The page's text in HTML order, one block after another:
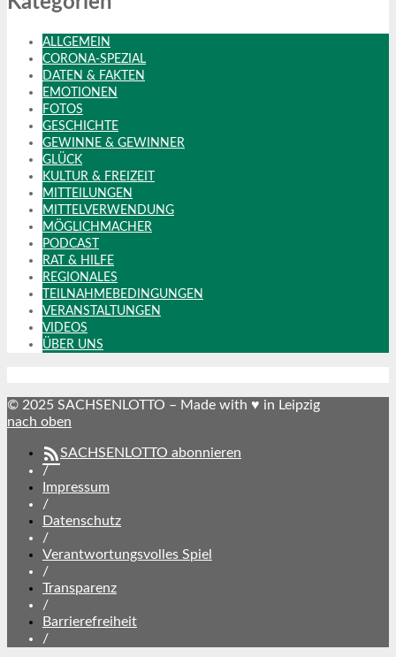
ALLGEMEIN
CORONA-SPEZIAL
DATEN & FAKTEN
EMOTIONEN
FOTOS
GESCHICHTE
GEWINNE & GEWINNER
GLÜCK
KULTUR & FREIZEIT
MITTEILUNGEN
MITTELVERWENDUNG
MÖGLICHMACHER
PODCAST
RAT & HILFE
REGIONALES
TEILNAHMEBEDINGUNGEN
VERANSTALTUNGEN
VIDEOS
ÜBER UNS
© 2025 SACHSENLOTTO – Made with ♥ in Leipzig
nach oben
SACHSENLOTTO abonnieren
/
Impressum
/
Datenschutz
/
Verantwortungsvolles Spiel
/
Transparenz
/
Barrierefreiheit
/